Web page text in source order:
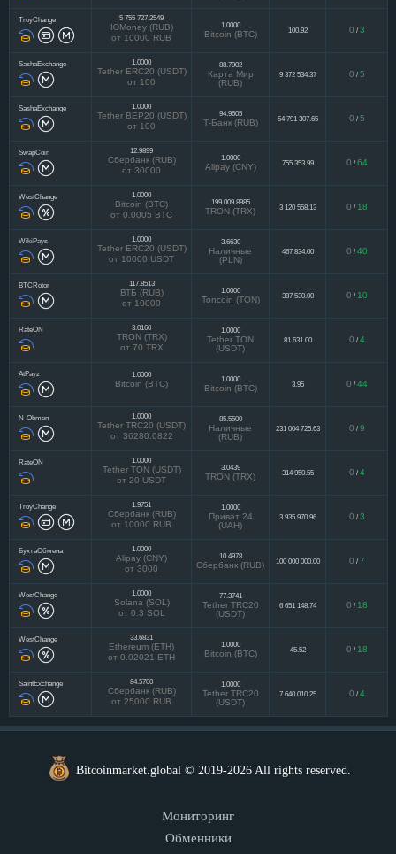
TroyChange 5 755 727.2549
ЮMoney (RUB)
от 10000 RUB
1.0000
Bitcoin (BTC) 100.92 0 / 3
SashaExchange 1.0000
Tether ERC20 (USDT)
от 100
88.7902
Карта Мир
(RUB)
9 372 534.37 0 / 5
SashaExchange 1.0000
Tether BEP20 (USDT)
от 100
94.9605
Т-Банк (RUB) 54 791 307.65 0 / 5
SwapCoin 12.9899
Сбербанк (RUB)
от 30000
1.0000
Alipay (CNY) 755 353.99 0 / 64
WestChange 1.0000
Bitcoin (BTC)
от 0.0005 BTC
199 009.8985
TRON (TRX) 3 120 558.13 0 / 18
WikiPays 1.0000
Tether ERC20 (USDT)
от 10000 USDT
3.6630
Наличные
(PLN)
467 834.00 0 / 40
BTCRotor 117.8513
ВТБ (RUB)
от 10000
1.0000
Toncoin (TON) 387 530.00 0 / 10
RateON 3.0160
TRON (TRX)
от 70 TRX
1.0000
Tether TON
(USDT)
81 631.00 0 / 4
AtPayz 1.0000
Bitcoin (BTC) 1.0000
Bitcoin (BTC) 3.95 0 / 44
N-Obmen 1.0000
Tether TRC20 (USDT)
от 36280.0822
85.5500
Наличные
(RUB)
231 004 725.63 0 / 9
RateON 1.0000
Tether TON (USDT)
от 20 USDT
3.0439
TRON (TRX) 314 950.55 0 / 4
TroyChange 1.9751
Сбербанк (RUB)
от 10000 RUB
1.0000
Приват 24
(UAH)
3 935 970.96 0 / 3
БухтаОбмена 1.0000
Alipay (CNY)
от 3000
10.4978
Сбербанк (RUB) 100 000 000.00 0 / 7
WestChange 1.0000
Solana (SOL)
от 0.3 SOL
77.3741
Tether TRC20
(USDT)
6 651 148.74 0 / 18
WestChange 33.6831
Ethereum (ETH)
от 0.02021 ETH
1.0000
Bitcoin (BTC) 45.52 0 / 18
SaintExchange 84.5700
Сбербанк (RUB)
от 25000 RUB
1.0000
Tether TRC20
(USDT)
7 640 010.25 0 / 4
Bitcoinmarket.global © 2019-2026 All rights reserved.
Мониторинг
Обменники